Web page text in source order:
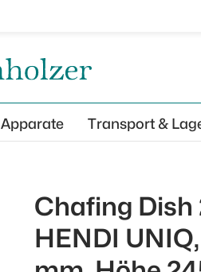
Apparate Transport &
Chafing Dish
HENDI